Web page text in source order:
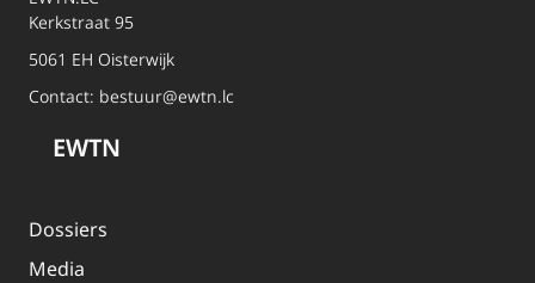
Kerkstraat 95
5061 EH Oisterwijk
Contact: bestuur@ewtn.lc
EWTN
Dossiers
Media